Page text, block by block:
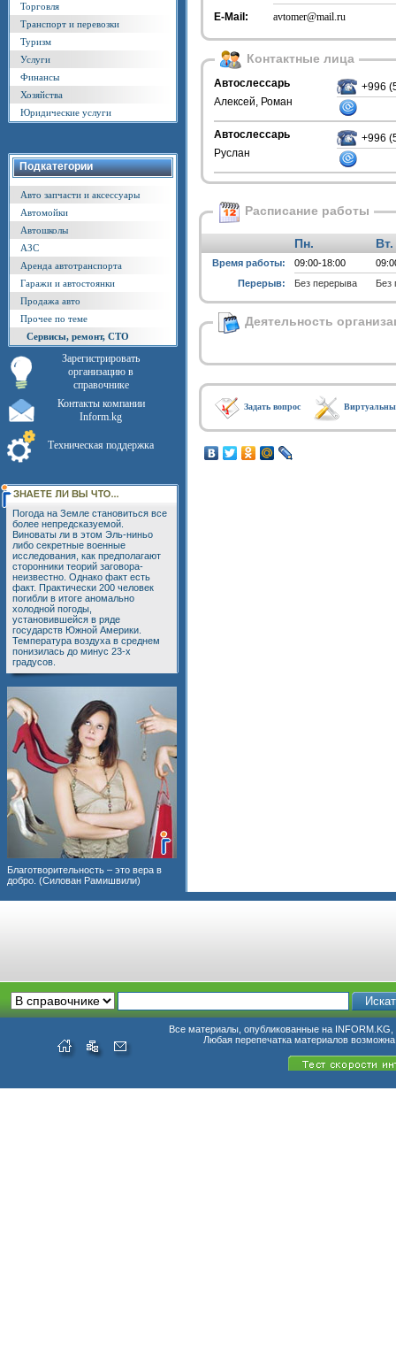
Торговля
Транспорт и перевозки
Туризм
Услуги
Финансы
Хозяйства
Юридические услуги
Подкатегории
Авто запчасти и аксессуары
Автомойки
Автошколы
АЗС
Аренда автотранспорта
Гаражи и автостоянки
Продажа авто
Прочее по теме
Сервисы, ремонт, СТО
Зарегистрировать
организацию в
справочнике
Контакты компании
Inform.kg
Техническая поддержка
Погода на Земле становиться все
более непредсказуемой.
Виноваты ли в этом Эль-ниньо
либо секретные военные
исследования, как предполагают
сторонники теорий заговора-
неизвестно. Однако факт есть
факт. Практически 200 человек
погибли в итоге аномально
холодной погоды,
установившейся в ряде
государств Южной Америки.
Температура воздуха в среднем
понизилась до минус 23-х
градусов.
Благотворительность – это вера в
добро. (Силован Рамишвили)
E-Mail: avtomer@mail.ru
Контактные лица
Автослессарь
Алексей, Роман
+996
Автослессарь
Руслан
+996
Расписание работы
Пн. Вт.
Время работы: 09:00-18:00
Перерыв:
Без перерыва Без
Деятельность
Задать вопрос
Все материалы, опубликованные на INFORM.KG,
Любая перепечатка материалов